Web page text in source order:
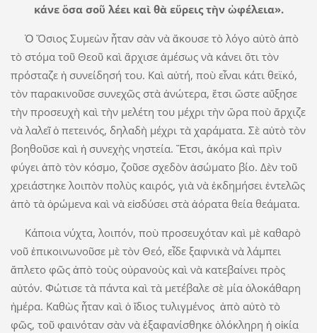
κάνε ὅσα σοῦ λέει καὶ θὰ εὕρεις τὴν ὠφέλεια».
Ὁ Ὅσιος Συμεὼν ἦταν σὰν νὰ ἄκουσε τὸ λόγο αὐτὸ ἀπὸ
τὸ στόμα τοῦ Θεοῦ καὶ ἄρχισε ἀμέσως νὰ κάνει ὅτι τὸν
πρόσταζε ἡ συνείδησή του. Καὶ αὐτή, ποὺ εἶναι κάτι θεϊκό,
τὸν παρακινοῦσε συνεχῶς στὰ ἀνώτερα, ἔτσι ὥστε αὔξησε
τὴν προσευχὴ καὶ τὴν μελέτη του μέχρι τὴν ὥρα ποὺ ἄρχιζε
νὰ λαλεῖ ὁ πετεινός, δηλαδὴ μέχρι τὰ χαράματα. Σὲ αὐτὸ τὸν
βοηθοῦσε καὶ ἡ συνεχὴς νηστεία. Ἔτσι, ἀκόμα καὶ πρὶν
φύγει ἀπὸ τὸν κόσμο, ζοῦσε σχεδὸν ἀσώματο βίο. Δὲν τοῦ
χρειάστηκε λοιπὸν πολὺς καιρός, γιὰ νὰ ἐκδημήσει ἐντελῶς
ἀπὸ τὰ ὁρώμενα καὶ νὰ εἰσδύσει στὰ ἀόρατα θεία θεάματα.
Κάποια νύχτα, λοιπόν, ποὺ προσευχόταν καὶ μὲ καθαρὸ
νοῦ ἐπικοινωνοῦσε μὲ τὸν Θεό, εἶδε ξαφνικὰ νὰ λάμπει
ἄπλετο φῶς ἀπὸ τοὺς οὐρανοὺς καὶ νὰ κατεβαίνει πρὸς
αὐτόν. Φώτισε τὰ πάντα καὶ τὰ μετέβαλε σὲ μία ὁλοκάθαρη
ἡμέρα. Καθὼς ἦταν καὶ ὁ ἴδιος τυλιγμένος ἀπὸ αὐτὸ τὸ
φῶς, τοῦ φαινόταν σὰν νὰ ἐξαφανίσθηκε ὁλόκληρη ἡ οἰκία